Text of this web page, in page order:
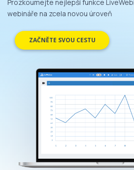
Prozkoumejte nejlepší funkce
webináře na zcela novou úroveň
ZAČNĚTE SVOU CESTU